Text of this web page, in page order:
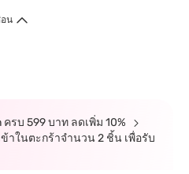
น
รบ 599 บาท ลดเพิ่ม 10%
าในตะกร้าจำนวน 2 ชิ้น เพื่อรับ